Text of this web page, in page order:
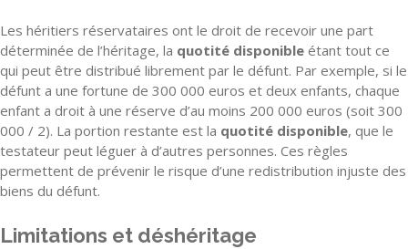
Les héritiers réservataires ont le droit de recevoir une part
déterminée de l’héritage, la quotité disponible étant tout ce
qui peut être distribué librement par le défunt. Par exemple, si le
défunt a une fortune de 300 000 euros et deux enfants, chaque
enfant a droit à une réserve d’au moins 200 000 euros (soit 300
000 / 2). La portion restante est la quotité disponible, que le
testateur peut léguer à d’autres personnes. Ces règles
permettent de prévenir le risque d’une redistribution injuste des
biens du défunt.
Limitations et déshéritage